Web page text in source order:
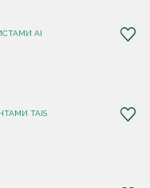
AI
TAIS